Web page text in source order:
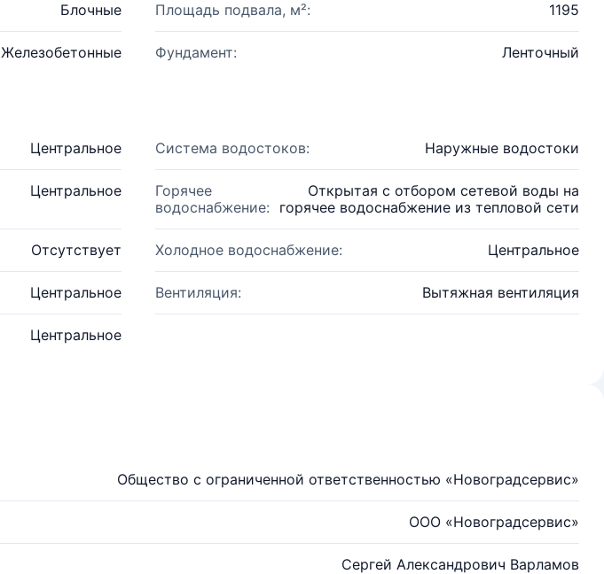
Блочные Площадь подвала, м²: 1195
Железобетонные Фундамент: Ленточный
Центральное Система водостоков: Наружные водостоки
Центральное
Горячее
водоснабжение:
Открытая с отбором сетевой воды на
горячее водоснабжение из тепловой сети
Отсутствует Холодное водоснабжение: Центральное
Центральное Вентиляция: Вытяжная вентиляция
Центральное
Общество с ограниченной ответственностью «Новоградсервис»
ООО «Новоградсервис»
Сергей Александрович Варламов